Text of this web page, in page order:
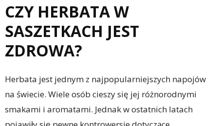
CZY HERBATA W
SASZETKACH JEST
ZDROWA?
Herbata jest jednym z najpopularniejszych napojów
na świecie. Wiele osób cieszy się jej różnorodnymi
smakami i aromatami. Jednak w ostatnich latach